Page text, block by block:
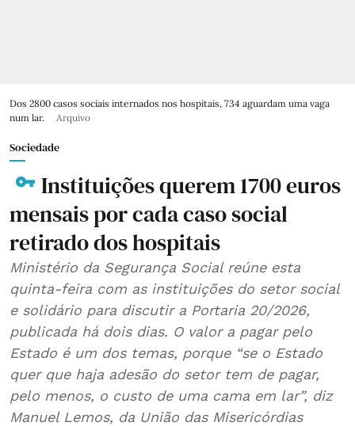
Dos 2800 casos sociais internados nos hospitais, 734 aguardam uma vaga
num lar.
Arquivo
Sociedade
Instituições querem 1700 euros
mensais por cada caso social
retirado dos hospitais
Ministério da Segurança Social reúne esta
quinta-feira com as instituições do setor social
e solidário para discutir a Portaria 20/2026,
publicada há dois dias. O valor a pagar pelo
Estado é um dos temas, porque “se o Estado
quer que haja adesão do setor tem de pagar,
pelo menos, o custo de uma cama em lar”, diz
Manuel Lemos, da União das Misericórdias